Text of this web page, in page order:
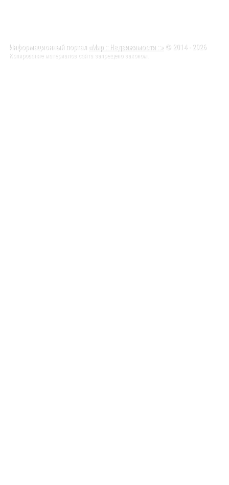
Информационный портал «Мир :: Недвижимости ::» © 2014 - 2026
Копирование материалов сайта запрещено законом.